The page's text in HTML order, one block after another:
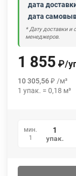
дата
дата
* Дату доставки и
менеджеров.
1 855 ₽/
10 305,56₽ /м³
1 упак. = 0,18 м³
мин.
1
упак.